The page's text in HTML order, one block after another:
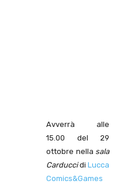
Avverrà alle
15.00 del 29
ottobre nella sala
Carduccidi Lucca
Comics&Games